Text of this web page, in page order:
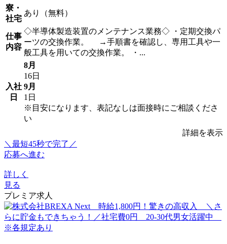
寮・
社宅
あり（無料）
仕事
内容
◇半導体製造装置のメンテナンス業務◇ ・定期交換パ
ーツの交換作業。 →手順書を確認し、専用工具や一
般工具を用いての交換作業。 ・...
入社
日
8月
16日
9月
1日
※目安になります、表記なしは面接時にご相談くださ
い
詳細を表示
＼最短45秒で完了／
応募へ進む
詳しく
見る
プレミア求人